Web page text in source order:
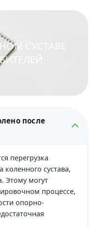
СУСТАВЕ
после
перегрузка
коленного сустава,
Этому могут
процессе,
опорно-